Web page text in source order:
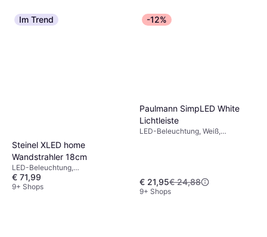
Im Trend
Steinel XLED home
Wandstrahler 18cm
LED-Beleuchtung,
Bewegungsmelder, Schwarz,
Silber, Grau, Weiß, Glas, Kunststoff,
€ 71,99
9+ Shops
-12%
Paulmann SimpLED White
Lichtleiste
LED-Beleuchtung, Weiß,
€ 21,95€ 24,88
9+ Shops